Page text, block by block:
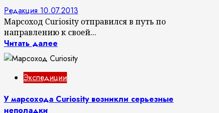
Редакция 10.07.2013
Марсоход Curiosity отправился в путь по
направлению к своей...
Читать далее
Экспедиции
У марсохода Curiosity возникли серьезные
неполадки